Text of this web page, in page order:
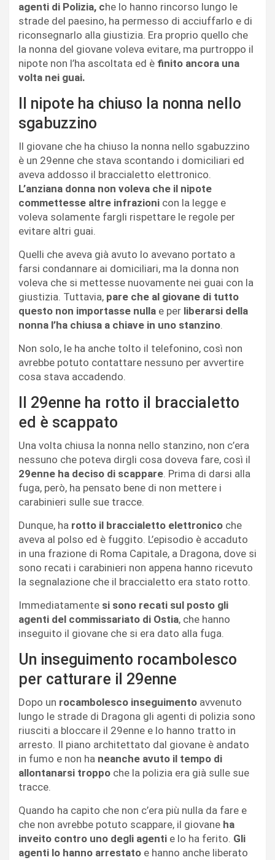
agenti di Polizia, che lo hanno rincorso lungo le
strade del paesino, ha permesso di acciuffarlo e di
riconsegnarlo alla giustizia. Era proprio quello che
la nonna del giovane voleva evitare, ma purtroppo il
nipote non l’ha ascoltata ed è finito ancora una
volta nei guai.
Il nipote ha chiuso la nonna nello
sgabuzzino
Il giovane che ha chiuso la nonna nello sgabuzzino
è un 29enne che stava scontando i domiciliari ed
aveva addosso il braccialetto elettronico.
L’anziana donna non voleva che il nipote
commettesse altre infrazioni con la legge e
voleva solamente fargli rispettare le regole per
evitare altri guai.
Quelli che aveva già avuto lo avevano portato a
farsi condannare ai domiciliari, ma la donna non
voleva che si mettesse nuovamente nei guai con la
giustizia. Tuttavia, pare che al giovane di tutto
questo non importasse nulla e per liberarsi della
nonna l’ha chiusa a chiave in uno stanzino.
Non solo, le ha anche tolto il telefonino, così non
avrebbe potuto contattare nessuno per avvertire
cosa stava accadendo.
Il 29enne ha rotto il braccialetto
ed è scappato
Una volta chiusa la nonna nello stanzino, non c’era
nessuno che poteva dirgli cosa doveva fare, così il
29enne ha deciso di scappare. Prima di darsi alla
fuga, però, ha pensato bene di non mettere i
carabinieri sulle sue tracce.
Dunque, ha rotto il braccialetto elettronico che
aveva al polso ed è fuggito. L’episodio è accaduto
in una frazione di Roma Capitale, a Dragona, dove si
sono recati i carabinieri non appena hanno ricevuto
la segnalazione che il braccialetto era stato rotto.
Immediatamente si sono recati sul posto gli
agenti del commissariato di Ostia, che hanno
inseguito il giovane che si era dato alla fuga.
Un inseguimento rocambolesco
per catturare il 29enne
Dopo un rocambolesco inseguimento avvenuto
lungo le strade di Dragona gli agenti di polizia sono
riusciti a bloccare il 29enne e lo hanno tratto in
arresto. Il piano architettato dal giovane è andato
in fumo e non ha neanche avuto il tempo di
allontanarsi troppo che la polizia era già sulle sue
tracce.
Quando ha capito che non c’era più nulla da fare e
che non avrebbe potuto scappare, il giovane ha
inveito contro uno degli agenti e lo ha ferito. Gli
agenti lo hanno arrestato e hanno anche liberato